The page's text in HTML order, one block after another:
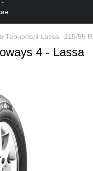
Тернополі Lassa 215/55
4 - Lassa